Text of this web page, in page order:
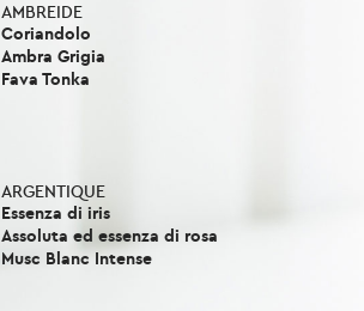
AMBREIDE
Coriandolo
Ambra Grigia
Fava Tonka
ARGENTIQUE
Essenza di iris
Assoluta ed essenza di rosa
Musc Blanc Intense